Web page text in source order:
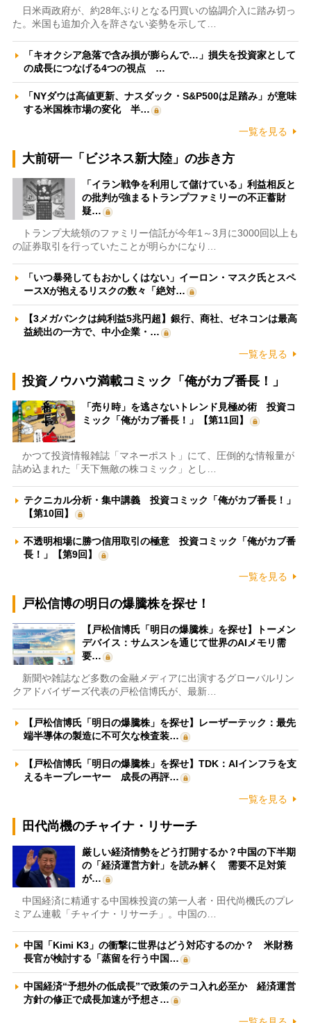
日米両政府が、約28年ぶりとなる円買いの協調介入に踏み切っ
た。米国も追加介入を辞さない姿勢を示して…
「キオクシア急落で含み損が膨らんで…」損失を投資家として
の成長につなげる4つの視点 …
「NYダウは高値更新、ナスダック・S&P500は足踏み」が意味
する米国株市場の変化 半…
一覧を見る
大前研一「ビジネス新大陸」の歩き方
「イラン戦争を利用して儲けている」利益相反と
の批判が強まるトランプファミリーの不正蓄財
疑…
トランプ大統領のファミリー信託が今年1～3月に3000回以上も
の証券取引を行っていたことが明らかになり…
「いつ暴発してもおかしくはない」イーロン・マスク氏とスペ
ースXが抱えるリスクの数々「絶対…
【3メガバンクは純利益5兆円超】銀行、商社、ゼネコンは最高
益続出の一方で、中小企業・…
一覧を見る
投資ノウハウ満載コミック「俺がカブ番長！」
「売り時」を逃さないトレンド見極め術 投資コ
ミック「俺がカブ番長！」【第11回】
かつて投資情報雑誌「マネーポスト」にて、圧倒的な情報量が
詰め込まれた「天下無敵の株コミック」とし…
テクニカル分析・集中講義 投資コミック「俺がカブ番長！」
【第10回】
不透明相場に勝つ信用取引の極意 投資コミック「俺がカブ番
長！」【第9回】
一覧を見る
戸松信博の明日の爆騰株を探せ！
【戸松信博氏「明日の爆騰株」を探せ】トーメン
デバイス：サムスンを通じて世界のAIメモリ需
要…
新聞や雑誌など多数の金融メディアに出演するグローバルリン
クアドバイザーズ代表の戸松信博氏が、最新…
【戸松信博氏「明日の爆騰株」を探せ】レーザーテック：最先
端半導体の製造に不可欠な検査装…
【戸松信博氏「明日の爆騰株」を探せ】TDK：AIインフラを支
えるキープレーヤー 成長の再評…
一覧を見る
田代尚機のチャイナ・リサーチ
厳しい経済情勢をどう打開するか？中国の下半期
の「経済運営方針」を読み解く 需要不足対策
が…
中国経済に精通する中国株投資の第一人者・田代尚機氏のプレ
ミアム連載「チャイナ・リサーチ」。中国の…
中国「Kimi K3」の衝撃に世界はどう対応するのか？ 米財務
長官が検討する「蒸留を行う中国…
中国経済“予想外の低成長”で政策のテコ入れ必至か 経済運営
方針の修正で成長加速が予想さ…